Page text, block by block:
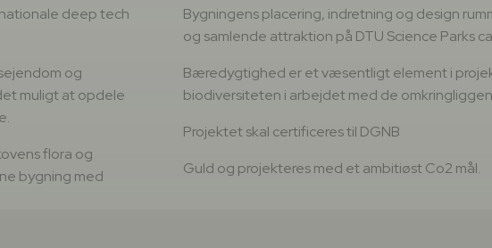
deep tech
og
muligt at opdele
flora og
bygning med
Bygningens placering, indretning og design
og samlende attraktion på DTU Science Parks
Bæredygtighed er et væsentligt element i
biodiversiteten i arbejdet med de
Projektet skal certificeres til DGNB
Guld og projekteres med et ambitiøst Co2 mål.